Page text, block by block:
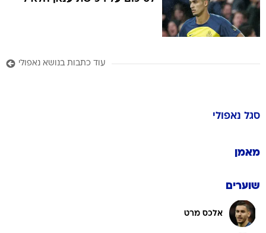
עוד כתבות בנושא נאפולי
סגל נאפולי
מאמן
שוערים
אלכס מרט